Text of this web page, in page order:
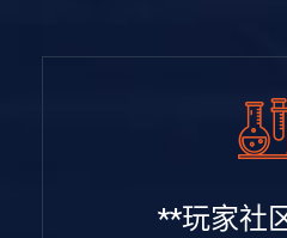
**玩家社